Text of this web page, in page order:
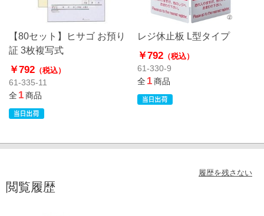
【80セット】ヒサゴ お預り
証 3枚複写式
￥792 （税込）
61-335-11
全1商品
レジ休止板 L型タイプ
￥792（税込）
61-330-9
全1商品
履歴を残さない
閲覧履歴